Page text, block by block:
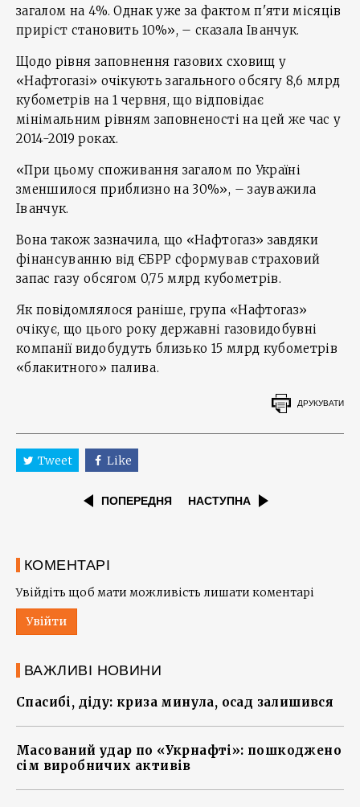
загалом на 4%. Однак уже за фактом п'яти місяців
приріст становить 10%», – сказала Іванчук.
Щодо рівня заповнення газових сховищ у
«Нафтогазі» очікують загального обсягу 8,6 млрд
кубометрів на 1 червня, що відповідає
мінімальним рівням заповненості на цей же час у
2014-2019 роках.
«При цьому споживання загалом по Україні
зменшилося приблизно на 30%», – зауважила
Іванчук.
Вона також зазначила, що «Нафтогаз» завдяки
фінансуванню від ЄБРР сформував страховий
запас газу обсягом 0,75 млрд кубометрів.
Як повідомлялося раніше, група «Нафтогаз»
очікує, що цього року державні газовидобувні
компанії видобудуть близько 15 млрд кубометрів
«блакитного» палива.
ДРУКУВАТИ
Tweet Like
ПОПЕРЕДНЯ НАСТУПНА
КОМЕНТАРІ
Увійдіть щоб мати можливість лишати коментарі
Увійти
ВАЖЛИВІ НОВИНИ
Спасибі, діду: криза минула, осад залишився
Масований удар по «Укрнафті»: пошкоджено
сім виробничих активів